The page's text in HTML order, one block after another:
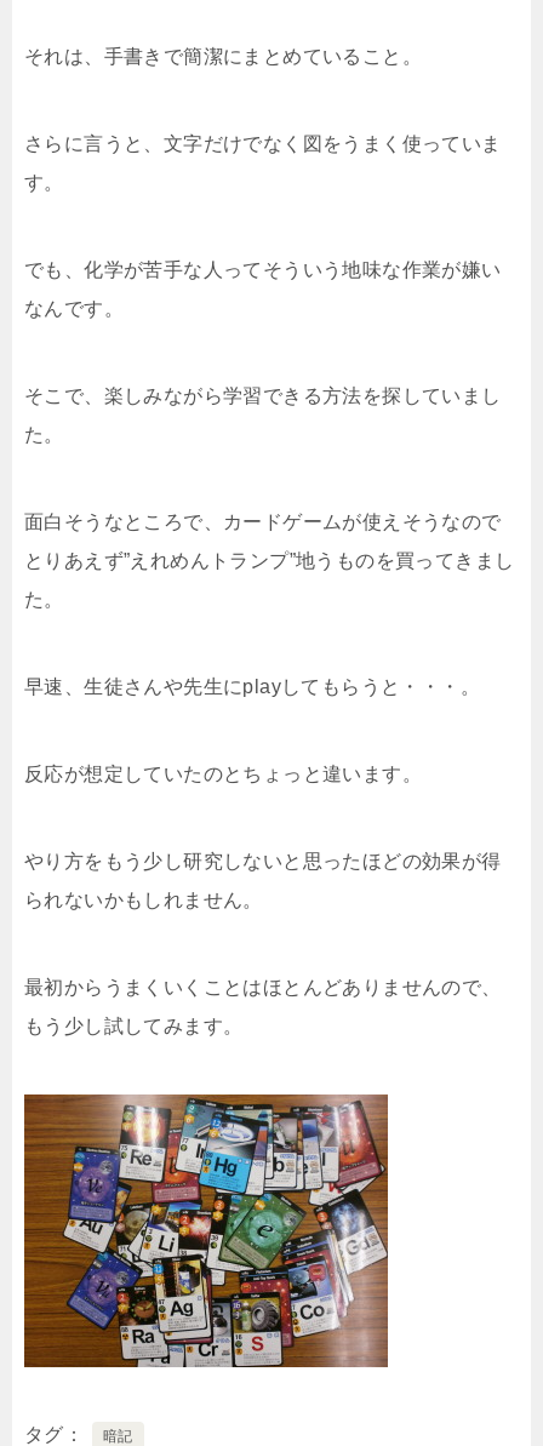
それは、手書きで簡潔にまとめていること。
さらに言うと、文字だけでなく図をうまく使っていま
す。
でも、化学が苦手な人ってそういう地味な作業が嫌い
なんです。
そこで、楽しみながら学習できる方法を探していまし
た。
面白そうなところで、カードゲームが使えそうなので
とりあえず”えれめんトランプ”地うものを買ってきまし
た。
早速、生徒さんや先生にplayしてもらうと・・・。
反応が想定していたのとちょっと違います。
やり方をもう少し研究しないと思ったほどの効果が得
られないかもしれません。
最初からうまくいくことはほとんどありませんので、
もう少し試してみます。
タグ 暗記